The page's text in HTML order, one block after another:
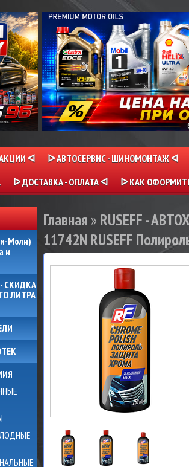
ᐊ
ᐅ АВТОСЕРВИС - ШИНОМОНТАЖ ᐊ
ᐅ ДОСТАВКА - ОПЛАТА ᐊ ᐅ КАК
Моли)
и
СКИДКА
ЛИТРА
Главная » RUSEFF -
11742N RUSEFF